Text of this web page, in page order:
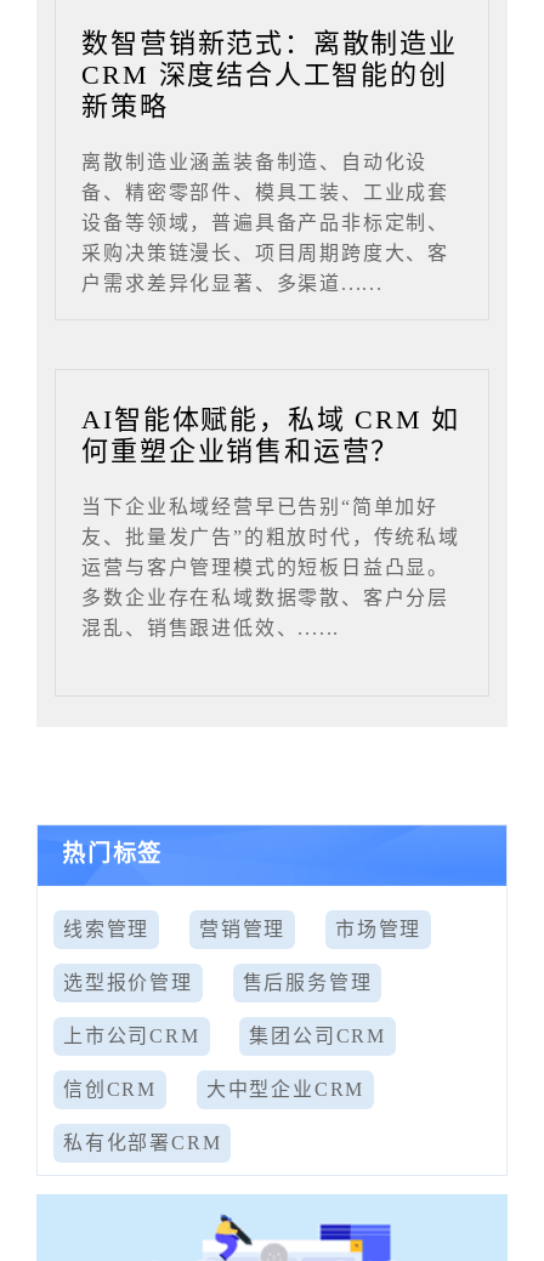
数智营销新范式：离散制造业
CRM 深度结合人工智能的创
新策略
离散制造业涵盖装备制造、自动化设
备、精密零部件、模具工装、工业成套
设备等领域，普遍具备产品非标定制、
采购决策链漫长、项目周期跨度大、客
户需求差异化显著、多渠道......
AI智能体赋能，私域 CRM 如
何重塑企业销售和运营？
当下企业私域经营早已告别“简单加好
友、批量发广告”的粗放时代，传统私域
运营与客户管理模式的短板日益凸显。
多数企业存在私域数据零散、客户分层
混乱、销售跟进低效、......
热门标签
线索管理 营销管理 市场管理
选型报价管理 售后服务管理
上市公司CRM 集团公司CRM
信创CRM 大中型企业CRM
私有化部署CRM